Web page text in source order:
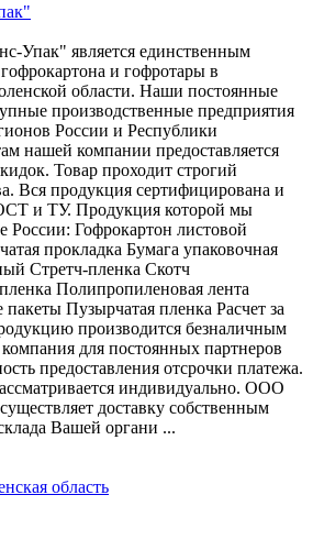
Упак" является единственным
и гофротары в
области. Наши постоянные
производственные предприятия
России и Республики
нашей компании предоставляется
Товар проходит строгий
Вся продукция сертифицирована и
и ТУ. Продукция которой мы
России: Гофрокартон листовой
прокладка Бумага упаковочная
Стретч-пленка Скотч
Полипропиленовая лента
Пузырчатая пленка Расчет за
производится безналичным
для постоянных партнеров
предоставления отсрочки платежа.
индивидуально. ООО
доставку собственным
Вашей органи ...
область